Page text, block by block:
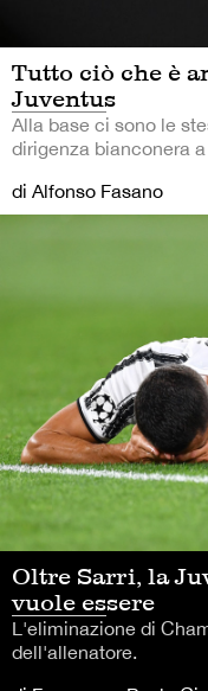
Tutto ciò che è
Juventus
Alla base ci sono le
dirigenza bianconera
di Alfonso Fasano
Oltre Sarri, la
vuole essere
L'eliminazione di
dell'allenatore.